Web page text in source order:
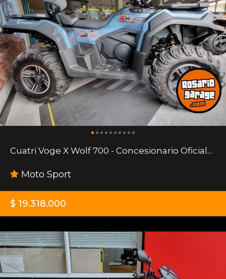
Cuatri Voge X Wolf 700 - Concesionario Oficial...
Moto Sport
$ 19.318.000